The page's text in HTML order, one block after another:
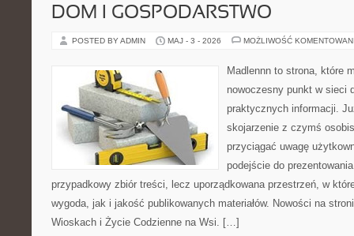
DOM I GOSPODARSTWO
POSTED BY ADMIN MAJ - 3 - 2026 MOŻLIWOŚĆ
Madlennn to strona, które
nowoczesny punkt w sieci
praktycznych informacji.
skojarzenie z czymś
przyciągać uwagę
podejście do
przypadkowy zbiór treści, lecz uporządkowana przestrzeń, w
wygoda, jak i jakość publikowanych materiałów. Nowości na
Wioskach i Życie Codzienne na Wsi. […]